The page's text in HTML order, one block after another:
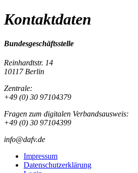
Kontaktdaten
Bundesgeschäftsstelle
Reinhardtstr. 14
10117 Berlin
Zentrale:
+49 (0) 30 97104379
Fragen zum digitalen Verbandsausweis:
+49 (0) 30 97104399
info@dafv.de
Impressum
Datenschutzerklärung